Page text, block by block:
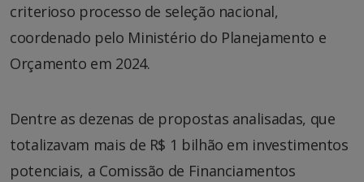
criterioso processo de seleção nacional,
coordenado pelo Ministério do Planejamento e
Orçamento em 2024.
Dentre as dezenas de propostas analisadas, que
totalizavam mais de R$ 1 bilhão em investimentos
potenciais, a Comissão de Financiamentos